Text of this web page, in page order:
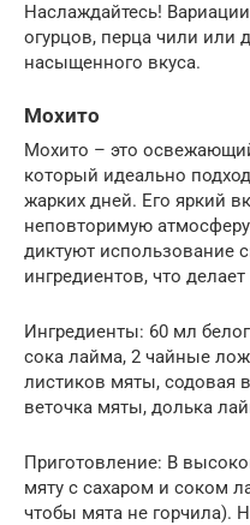
Наслаждайтесь!
огурцов, перца чили или
насыщенного вкуса.
Мохито
Мохито – это
который идеально
жарких дней. Его яркий
неповторимую
диктуют использование
ингредиентов, что
Ингредиенты: 60 мл
сока лайма, 2 чайные
листиков мяты, содовая
веточка мяты, долька
Приготовление: В
мяту с сахаром и соком
чтобы мята не горчила).